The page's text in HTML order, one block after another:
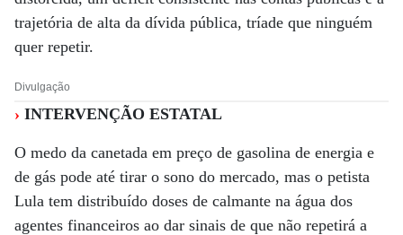
trajetória de alta da dívida pública, tríade que ninguém
quer repetir.
Divulgação
› INTERVENÇÃO ESTATAL
O medo da canetada em preço de gasolina de energia e
de gás pode até tirar o sono do mercado, mas o petista
Lula tem distribuído doses de calmante na água dos
agentes financeiros ao dar sinais de que não repetirá a